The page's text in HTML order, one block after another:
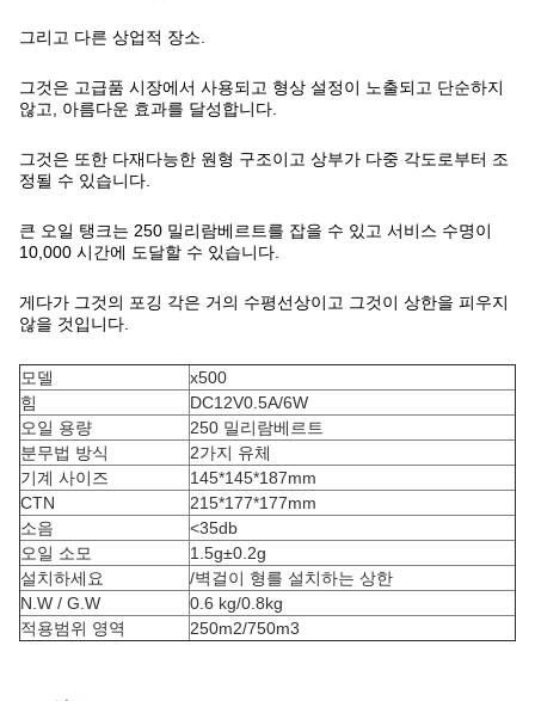
그리고 다른 상업적 장소.
그것은 고급품 시장에서 사용되고 형상 설정이 노출되고 단순하지
않고, 아름다운 효과를 달성합니다.
그것은 또한 다재다능한 원형 구조이고 상부가 다중 각도로부터 조
정될 수 있습니다.
큰 오일 탱크는 250 밀리람베르트를 잡을 수 있고 서비스 수명이
10,000 시간에 도달할 수 있습니다.
게다가 그것의 포깅 각은 거의 수평선상이고 그것이 상한을 피우지
않을 것입니다.
모델
x500
힘
DC12V0.5A/6W
오일 용량
250 밀리람베르트
분무법 방식
2가지 유체
기계 사이즈
145*145*187mm
CTN
215*177*177mm
소음
<35db
오일 소모
1.5g±0.2g
설치하세요
/벽걸이 형를 설치하는 상한
N.W / G.W
0.6 kg/0.8kg
적용범위 영역
250m2/750m3